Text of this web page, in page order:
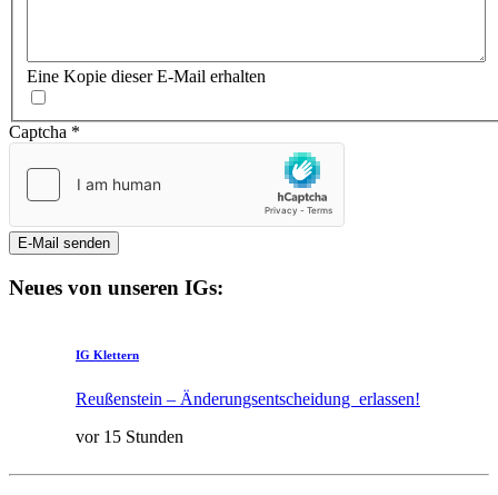
Eine Kopie dieser E-Mail erhalten
Captcha *
E-Mail senden
Neues von unseren IGs:
IG Klettern
Reußenstein – Änderungsentscheidung erlassen!
vor 15 Stunden